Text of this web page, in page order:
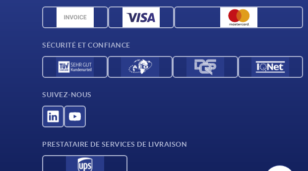
SÉCURITÉ ET CONFIANCE
SUIVEZ-NOUS
PRESTATAIRE DE SERVICES DE LIVRAISON